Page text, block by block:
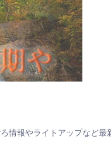
情報やライトアップなど最